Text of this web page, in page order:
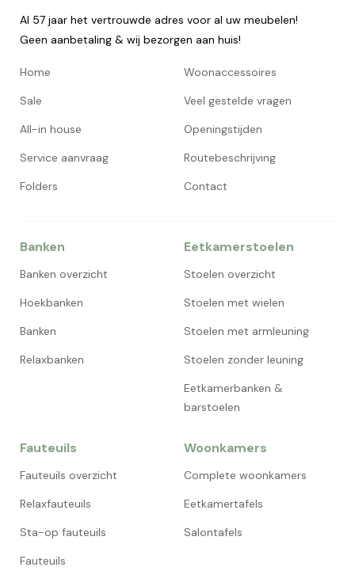
Al 57 jaar het vertrouwde adres voor al uw meubelen!
Geen aanbetaling & wij bezorgen aan huis!
Home
Sale
All-in house
Service aanvraag
Folders
Woonaccessoires
Veel gestelde vragen
Openingstijden
Routebeschrijving
Contact
Banken
Banken overzicht
Hoekbanken
Banken
Relaxbanken
Eetkamerstoelen
Stoelen overzicht
Stoelen met wielen
Stoelen met armleuning
Stoelen zonder leuning
Eetkamerbanken &
barstoelen
Fauteuils
Fauteuils overzicht
Relaxfauteuils
Sta-op fauteuils
Fauteuils
Woonkamers
Complete woonkamers
Eetkamertafels
Salontafels